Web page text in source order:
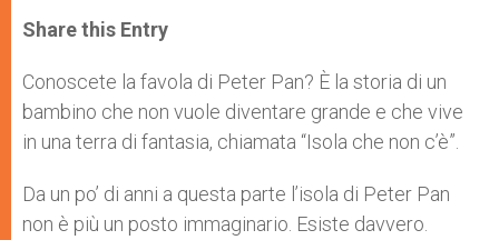
t
s
p
p
s
e
g
e
r
e
b
o
k
r
Share this Entry
Conoscete la favola di Peter Pan? È la storia di un
bambino che non vuole diventare grande e che vive
in una terra di fantasia, chiamata “Isola che non c’è”.
Da un po’ di anni a questa parte l’isola di Peter Pan
non è più un posto immaginario. Esiste davvero.